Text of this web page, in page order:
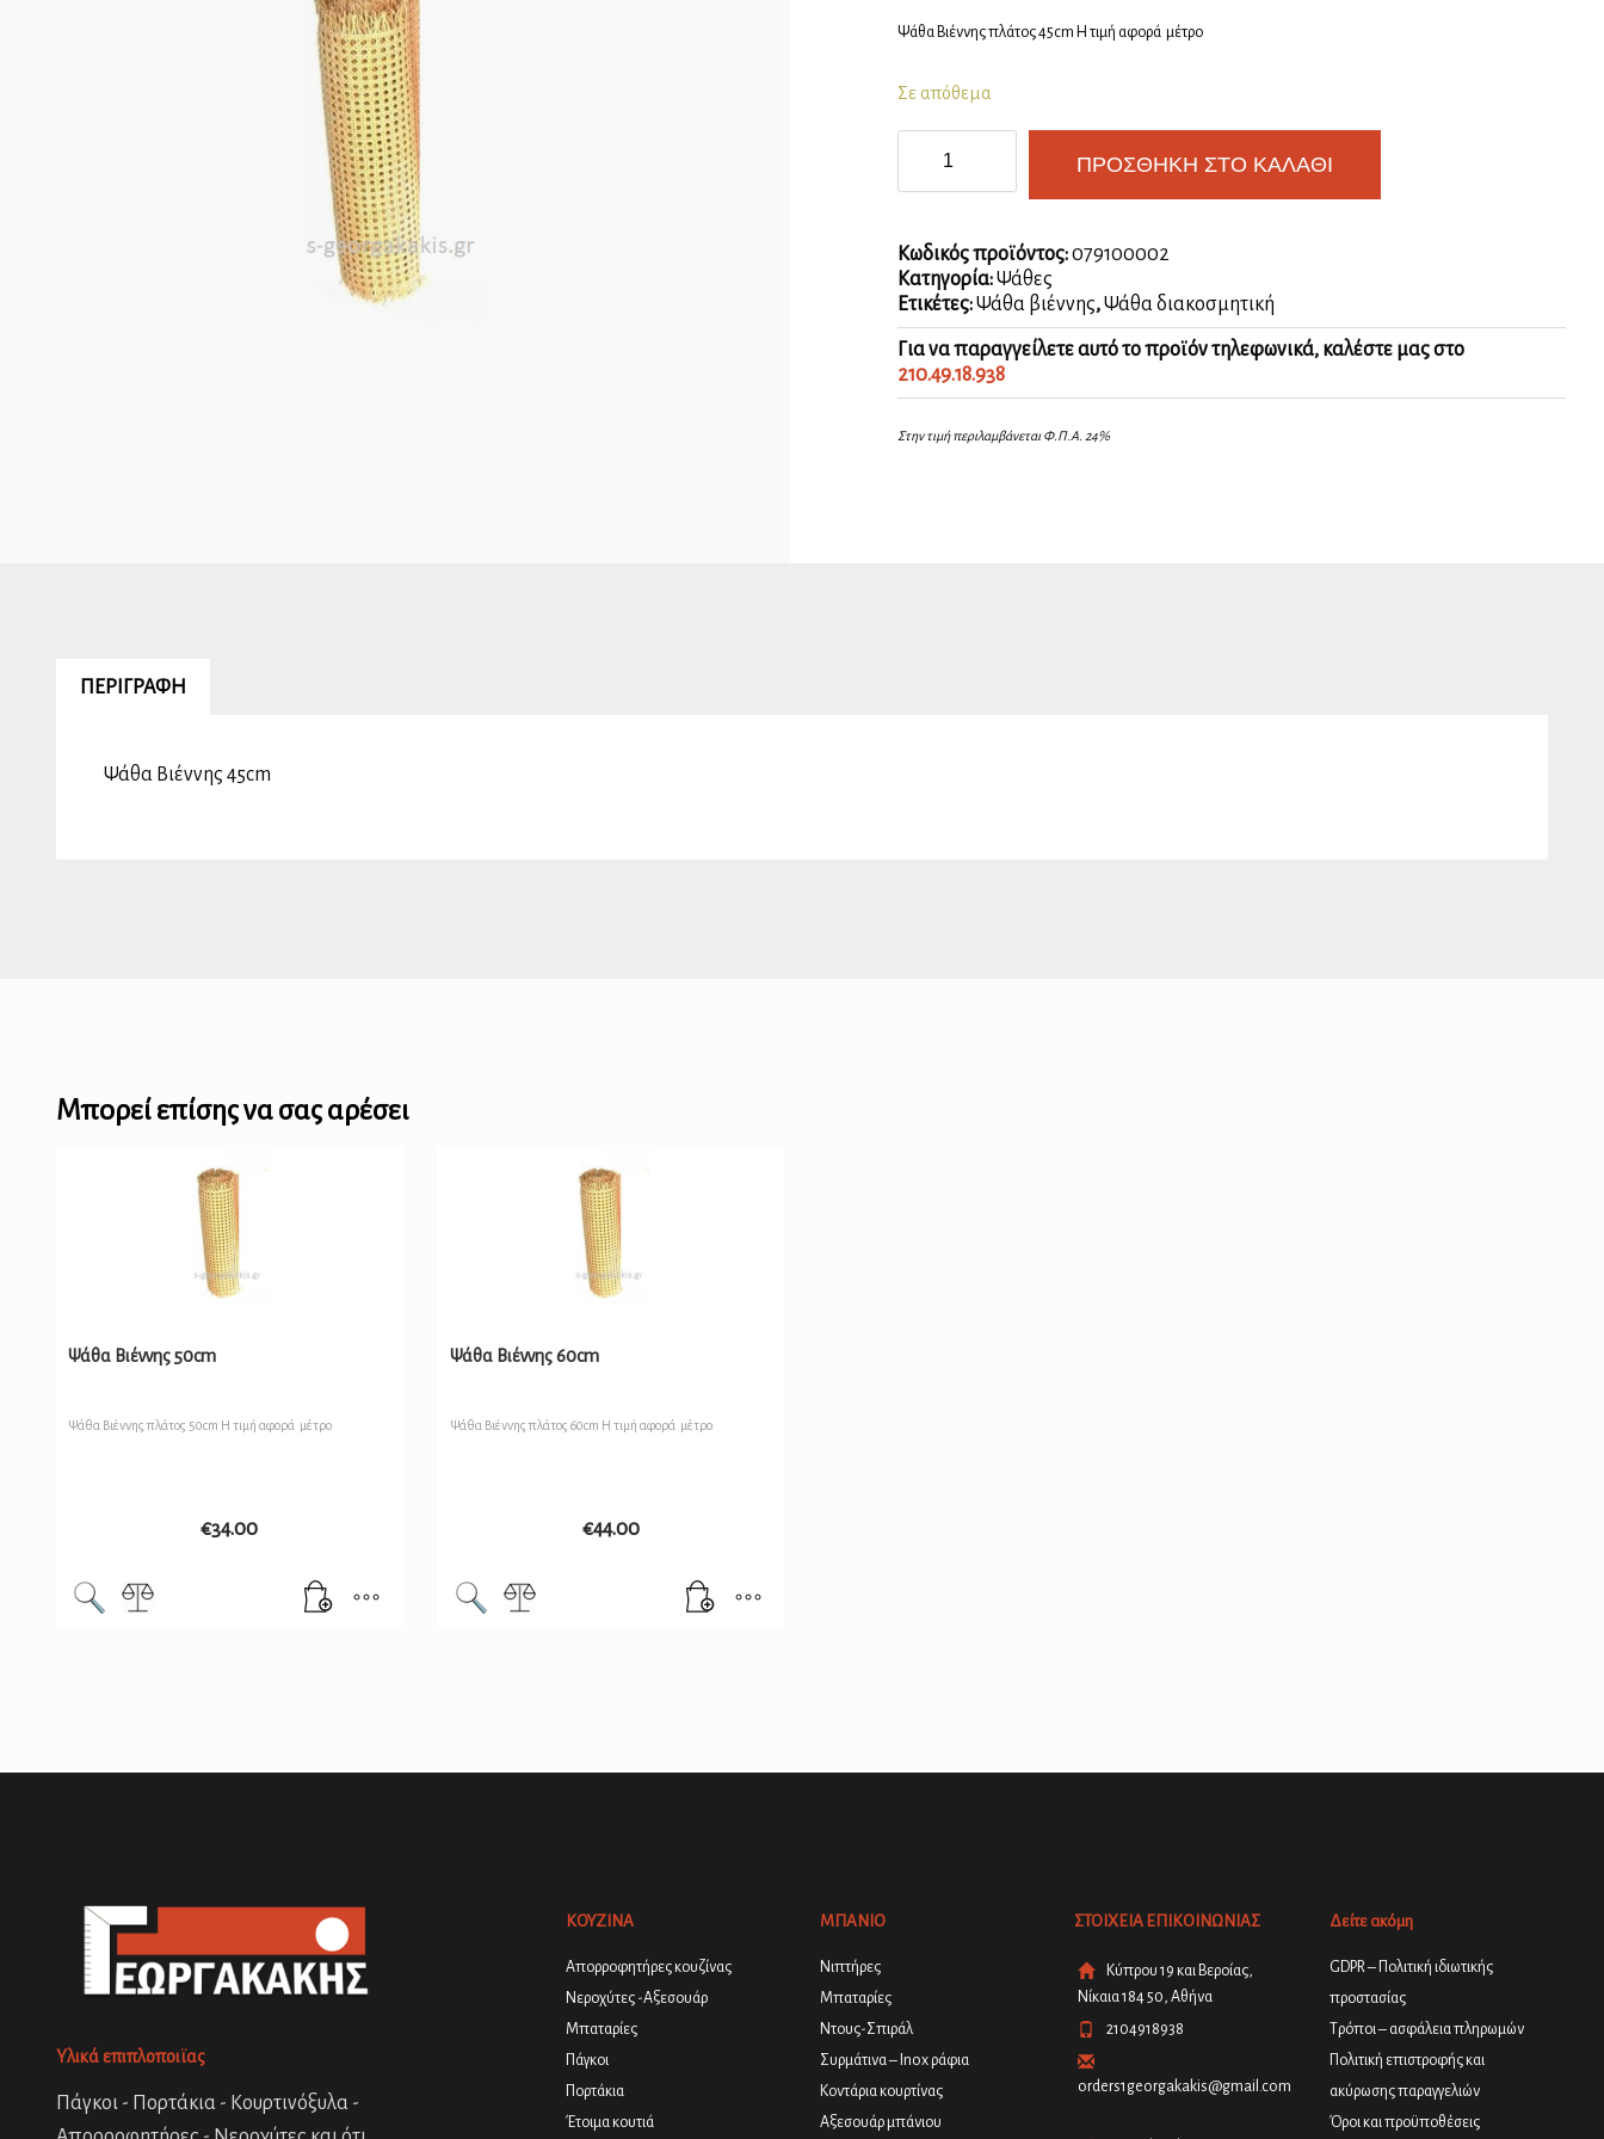
Ψάθα Βιέννης πλάτος 45cm Η τιμή αφορά μέτρο
Σε απόθεμα
Βιέννης
45cm
ΠΡΟΣΘΉΚΗ ΣΤΟ ΚΑΛΆΘΙ
Κωδικός προϊόντος:079100002
Κατηγορία:Ψάθες
Ετικέτες:Ψάθα βιέννης,Ψάθα διακοσμητική
Για να παραγγείλετε αυτό το προϊόν τηλεφωνικά, καλέστε μας στο
210.49.18.938
Στην τιμή περιλαμβάνεται Φ.Π.Α. 24%
ΠΕΡΙΓΡΑΦΉ
Ψάθα Βιέννης 45cm
Μπορεί επίσης να σας αρέσει
Ψάθα Βιέννης 50cm
Ψάθα Βιέννης πλάτος 50cm Η τιμή αφορά μέτρο
€34.00
Ψάθα Βιέννης 60cm
Ψάθα Βιέννης πλάτος 60cm Η τιμή αφορά μέτρο
€44.00
Υλικά επιπλοποιϊας
Πάγκοι - Πορτάκια - Κουρτινόξυλα -
ΚΟΥΖΙΝΑ
Απορροφητήρες κουζίνας
Νεροχύτες -Αξεσουάρ
Μπαταρίες
Πάγκοι
Πορτάκια
Έτοιμα κουτιά
ΜΠΑΝΙΟ
Νιπτήρες
Μπαταρίες
Ντους-Σπιράλ
Συρμάτινα – Inox ράφια
Κοντάρια κουρτίνας
Αξεσουάρ μπάνιου
ΣΤΟΙΧΕΙΑ ΕΠΙΚΟΙΝΩΝΙΑΣ
Κύπρου 19 και Βεροίας,
Νίκαια 184 50, Αθήνα
2104918938
orders1georgakakis@gmail.com
Δείτε ακόμη
GDPR – Πολιτική ιδιωτικής
προστασίας
Τρόποι – ασφάλεια πληρωμών
Πολιτική επιστροφής και
ακύρωσης παραγγελιών
Όροι και προϋποθέσεις